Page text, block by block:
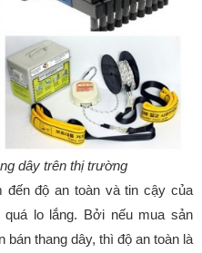
dây trên thị trường
đến độ an toàn và tin cậy của
lo lắng. Bởi nếu mua sản
bán thang dây, thì độ an toàn là